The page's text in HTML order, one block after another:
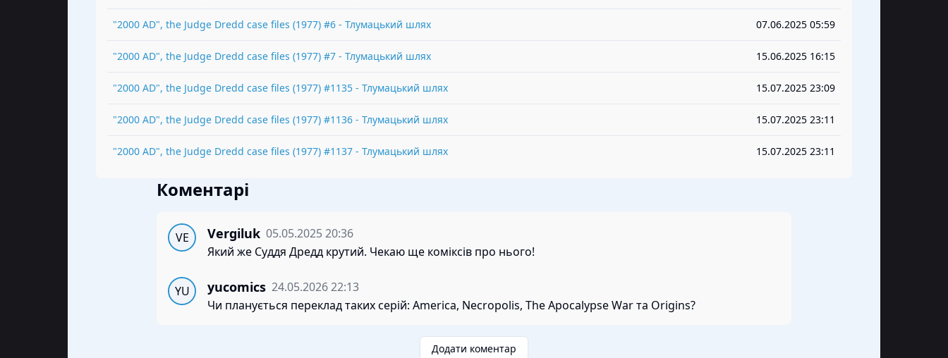
"2000 AD", the Judge Dredd case files (1977) #6 - Тлумацький шлях 07.06.2025 05:59
"2000 AD", the Judge Dredd case files (1977) #7 - Тлумацький шлях 15.06.2025 16:15
"2000 AD", the Judge Dredd case files (1977) #1135 - Тлумацький шлях 15.07.2025 23:09
"2000 AD", the Judge Dredd case files (1977) #1136 - Тлумацький шлях 15.07.2025 23:11
"2000 AD", the Judge Dredd case files (1977) #1137 - Тлумацький шлях 15.07.2025 23:11
Коментарі
VE Vergiluk 05.05.2025 20:36
Який же Суддя Дредд крутий. Чекаю ще коміксів про нього!
YU yucomics 24.05.2026 22:13
Чи планується переклад таких серій: America, Necropolis, The Apocalypse War та Origins?
Додати коментар